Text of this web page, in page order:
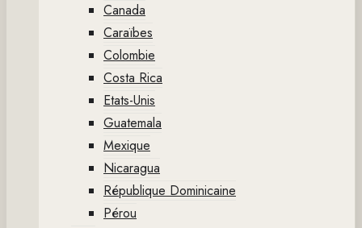
Canada
Caraïbes
Colombie
Costa Rica
Etats-Unis
Guatemala
Mexique
Nicaragua
République Dominicaine
Pérou